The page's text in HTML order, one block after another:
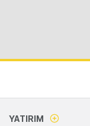
YATIRIM